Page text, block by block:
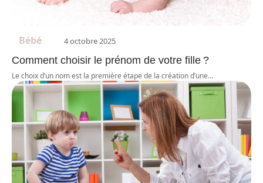
Bébé 4 octobre 2025
Comment choisir le prénom de votre fille ?
Le choix d’un nom est la première étape de la création d’une…